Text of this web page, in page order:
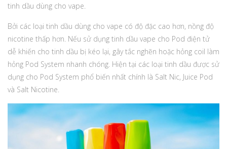
tinh dầu dùng cho vape.
Bởi các loại tinh dầu dùng cho vape có độ đặc cao hơn, nồng độ
nicotine thấp hơn. Nếu sử dụng tinh dầu vape cho Pod điện tử
dễ khiến cho tinh dầu bị kéo lại, gây tắc nghẽn hoặc hỏng coil làm
hỏng Pod System nhanh chóng. Hiện tại các loại tinh dầu được sử
dụng cho Pod System phổ biến nhất chính là Salt Nic, Juice Pod
và Salt Nicotine.